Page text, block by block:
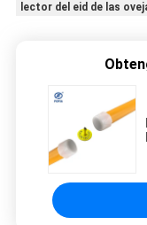
lector del eid de las